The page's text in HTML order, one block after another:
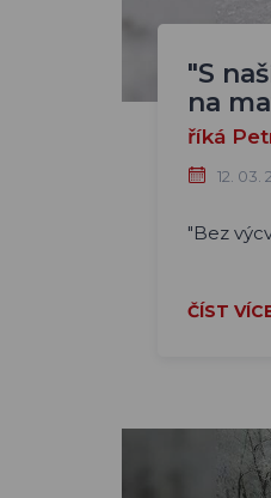
"S
na
říká
12. 03.
"Bez
ČÍST